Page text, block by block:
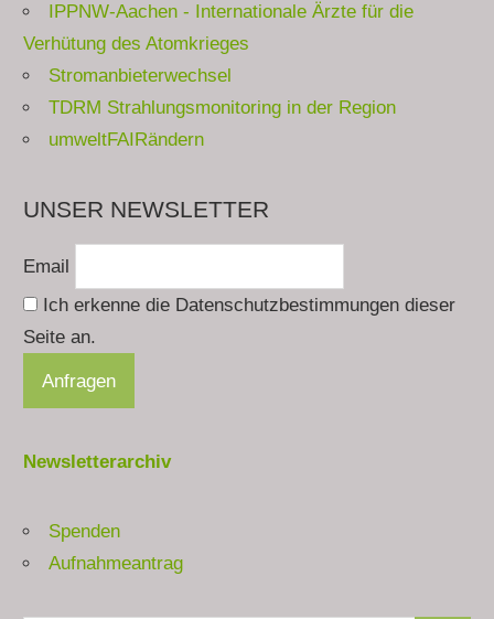
IPPNW-Aachen - Internationale Ärzte für die
Verhütung des Atomkrieges
Stromanbieterwechsel
TDRM Strahlungsmonitoring in der Region
umweltFAIRändern
UNSER NEWSLETTER
Email
Ich erkenne die Datenschutzbestimmungen dieser
Seite an.
Newsletterarchiv
Spenden
Aufnahmeantrag